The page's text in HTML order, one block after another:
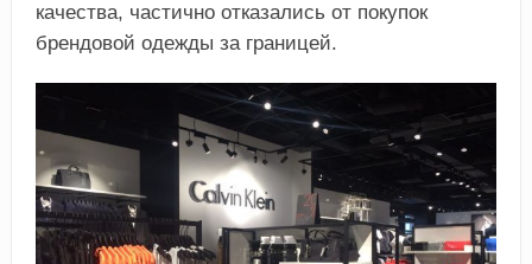
качества, частично отказались от покупок
брендовой одежды за границей.